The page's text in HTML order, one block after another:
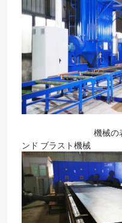
機械の
ンド ブラスト機械